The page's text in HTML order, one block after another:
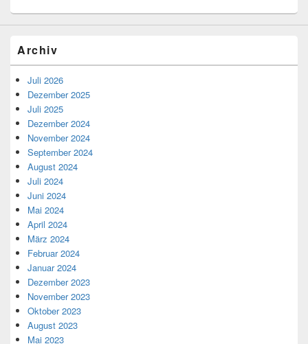
Archiv
Juli 2026
Dezember 2025
Juli 2025
Dezember 2024
November 2024
September 2024
August 2024
Juli 2024
Juni 2024
Mai 2024
April 2024
März 2024
Februar 2024
Januar 2024
Dezember 2023
November 2023
Oktober 2023
August 2023
Mai 2023